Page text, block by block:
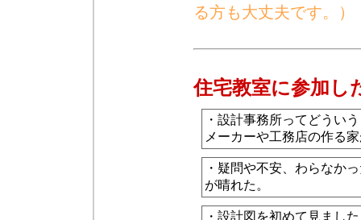
る方も大丈夫です。）
住宅教室に参加し
・設計事務所ってどうい
メーカーや工務店の作る
・疑問や不安、わらなか
が晴れた。
・設計図を初めて見まし